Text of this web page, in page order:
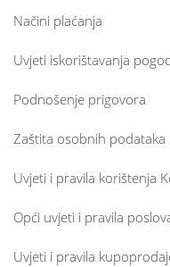
Načini plaćanja
Uvjeti iskorištavanja
Podnošenje prigovora
Zaštita osobnih podataka
Uvjeti i pravila korištenja
Opći uvjeti i pravila
Uvjeti i pravila